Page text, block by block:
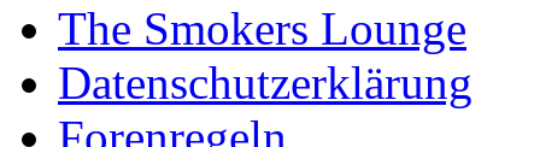
The Smokers Lounge
Datenschutzerklärung
Forenregeln